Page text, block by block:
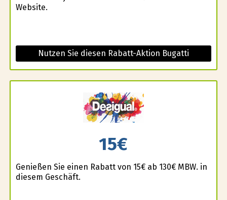
Website.
Nutzen Sie diesen Rabatt-Aktion Bugatti
15€
Genießen Sie einen Rabatt von 15€ ab 130€ MBW. in
diesem Geschäft.